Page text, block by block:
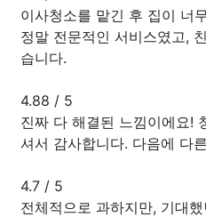
이사청소를 맡긴 후 집이 너
정말 전문적인 서비스였고,
습니다.
4.88 / 5
진짜 다 해결된 느낌이에요!
셔서 감사합니다. 다음에 다
4.7 / 5
전체적으로 과하지만, 기대